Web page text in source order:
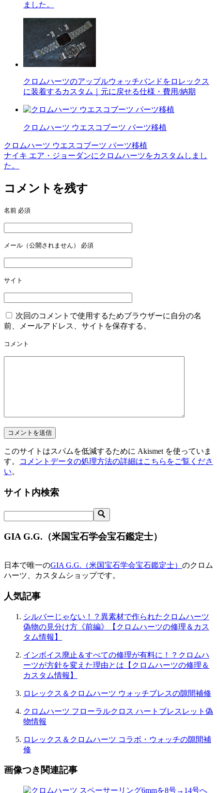
ました。
クロムハーツのアップルウォッチバンドをロレックス
に装着するカスタム｜元に戻せる仕様・費用/納期
クロムハーツ ウエスコブーツ パーツ移植
投
稿
ビ
ゲ
ー
シ
ョ
ン
クロムハーツ ウエスコブーツ パーツ移植
ナイキ エア・ジョーダンにクロムハーツをカスタムしまし
た。
コメントを残す
名前 必須
メール（公開されません） 必須
サイト
次回のコメントで使用するためブラウザーに自分の名
前、メールアドレス、サイトを保存する。
コメント
このサイトはスパムを低減するために Akismet を使っていま
す。
コメントデータの処理方法の詳細はこちらをご覧くださ
い。
サイト内検索
GIA G.G.（米国宝石学会宝石鑑定士）
日本で唯一のGIA G.G.（米国宝石学会宝石鑑定士） のクロム
ハーツ、カスタムショップです。
人気記事
シルバーじゃない！？異素材で作られたクロムハーツ
偽物の見分け方《前編》【クロムハーツの修理＆カス
タム情報】
インボイス廃止＆すべての修理が有料に！？クロムハ
ーツが方針を変えた理由とは【クロムハーツの修理＆
カスタム情報】
ロレックス＆クロムハーツ ウォッチブレスの隙間補修
クロムハーツ フローラルクロス ハートブレスレット偽
物情報
ロレックス＆クロムハーツ コラボ・ウォッチの隙間補
修
画像つき関連記事